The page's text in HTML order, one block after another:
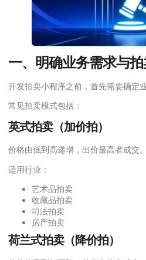
一、明确业务需求与
开发拍卖小程序之前，首先需要确定
常见拍卖模式包括：
英式拍卖（加价拍）
价格由低到高递增，出价最高者成交。
适用行业：
艺术品拍卖
收藏品拍卖
司法拍卖
房产拍卖
荷兰式拍卖（降价拍）